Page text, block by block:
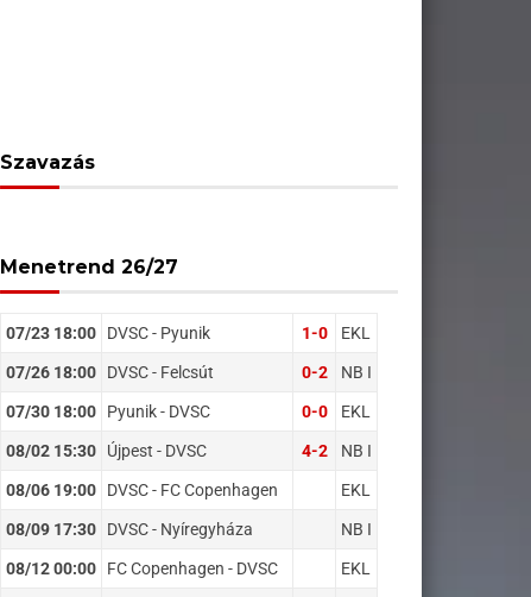
Szavazás
Menetrend 26/27
07/23 18:00 DVSC - Pyunik 1-0 EKL
07/26 18:00 DVSC - Felcsút 0-2 NB I
07/30 18:00 Pyunik - DVSC 0-0 EKL
08/02 15:30 Újpest - DVSC 4-2 NB I
08/06 19:00 DVSC - FC Copenhagen EKL
08/09 17:30 DVSC - Nyíregyháza NB I
08/12 00:00 FC Copenhagen - DVSC EKL